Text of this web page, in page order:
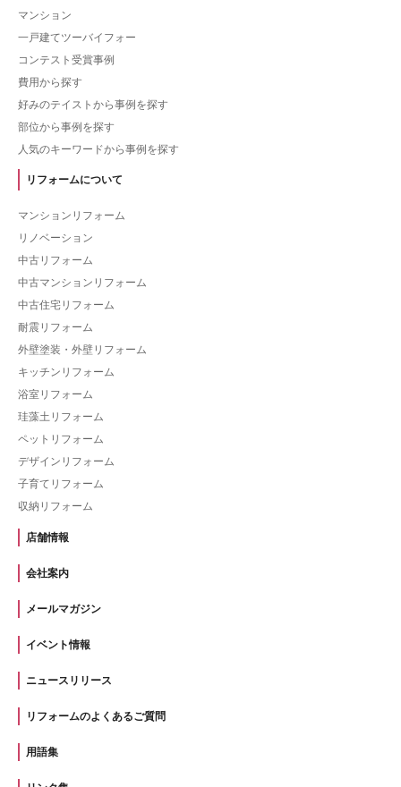
マンション
一戸建てツーバイフォー
コンテスト受賞事例
費用から探す
好みのテイストから事例を探す
部位から事例を探す
人気のキーワードから事例を探す
リフォームについて
マンションリフォーム
リノベーション
中古リフォーム
中古マンションリフォーム
中古住宅リフォーム
耐震リフォーム
外壁塗装・外壁リフォーム
キッチンリフォーム
浴室リフォーム
珪藻土リフォーム
ペットリフォーム
デザインリフォーム
子育てリフォーム
収納リフォーム
店舗情報
会社案内
メールマガジン
イベント情報
ニュースリリース
リフォームのよくあるご質問
用語集